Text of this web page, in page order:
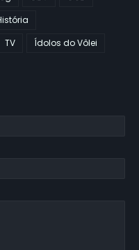
TV Ídolos do Vôlei